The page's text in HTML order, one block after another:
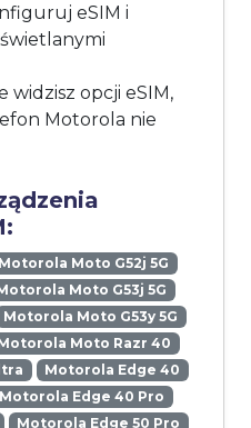
eSIM i
widzisz opcji eSIM,
Motorola nie
Motorola Moto G52j 5G
Moto G53j 5G
Motorola Moto G53y 5G
Moto Razr 40
Motorola Edge 40
Motorola Edge 40 Pro
Motorola Edge 50 Pro